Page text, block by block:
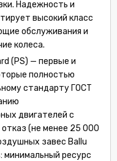
Надежность и
высокий класс
обслуживания и
колеса.
(PS) — первые и
полностью
стандарту ГОСТ
двигателей с
(не менее 25 000
завес Ballu
минимальный ресурс